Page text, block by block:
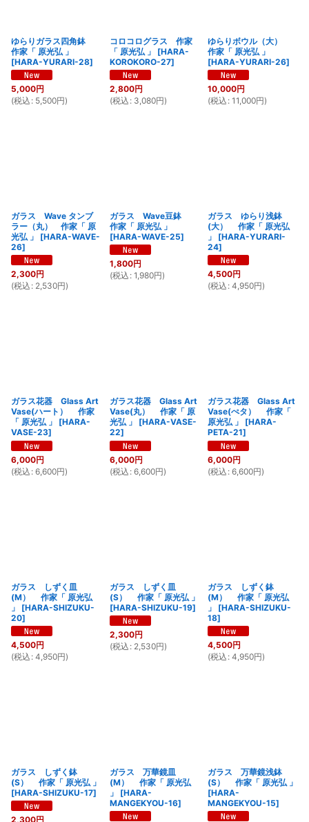
ゆらりガラス四角鉢
作家「 原光弘 」
[HARA-YURARI-28]
5,000円
(税込 : 5,500円)
コロコログラス 作家
「 原光弘 」
[HARA-
KOROKORO-27]
2,800円
(税込 : 3,080円)
ゆらりボウル（大）
作家「 原光弘 」
[HARA-YURARI-26]
10,000円
(税込 : 11,000円)
ガラス Wave タンブ
ラー（丸） 作家「 原
光弘 」
[HARA-WAVE-
26]
2,300円
(税込 : 2,530円)
ガラス Wave豆鉢
作家「 原光弘 」
[HARA-WAVE-25]
1,800円
(税込 : 1,980円)
ガラス ゆらり浅鉢
(大） 作家「 原光弘
」
[HARA-YURARI-
24]
4,500円
(税込 : 4,950円)
ガラス花器 Glass Art
Vase(ハート） 作家
「 原光弘 」
[HARA-
VASE-23]
6,000円
(税込 : 6,600円)
ガラス花器 Glass Art
Vase(丸） 作家「 原
光弘 」
[HARA-VASE-
22]
6,000円
(税込 : 6,600円)
ガラス花器 Glass Art
Vase(ぺタ） 作家「
原光弘 」
[HARA-
PETA-21]
6,000円
(税込 : 6,600円)
ガラス しずく皿
(M） 作家「 原光弘
」
[HARA-SHIZUKU-
20]
4,500円
(税込 : 4,950円)
ガラス しずく皿
(S） 作家「 原光弘 」
[HARA-SHIZUKU-19]
2,300円
(税込 : 2,530円)
ガラス しずく鉢
(M） 作家「 原光弘
」
[HARA-SHIZUKU-
18]
4,500円
(税込 : 4,950円)
ガラス しずく鉢
(S） 作家「 原光弘 」
[HARA-SHIZUKU-17]
2,300円
ガラス 万華鏡皿
(M） 作家「 原光弘
」
[HARA-
MANGEKYOU-16]
ガラス 万華鏡浅鉢
(S） 作家「 原光弘 」
[HARA-
MANGEKYOU-15]